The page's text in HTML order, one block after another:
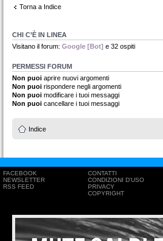
Torna a Indice
CHI C’È IN LINEA
Visitano il forum: Google [Bot] e 32 ospiti
PERMESSI FORUM
Non puoi aprire nuovi argomenti
Non puoi rispondere negli argomenti
Non puoi modificare i tuoi messaggi
Non puoi cancellare i tuoi messaggi
Indice
FACEBOOK
NEWSLETTER
RSS FEED
CONTATTI
CONDIZIONI D'USO
PRIVACY
COPYRIGHT